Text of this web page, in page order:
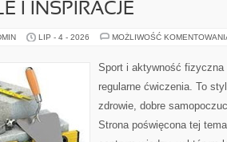
I INSPIRACJE
LIP - 4 - 2026 MOŻLIWOŚĆ
Sport i aktywność
regularne ćwiczenia. To
zdrowie, dobre
Strona poświęcona tej